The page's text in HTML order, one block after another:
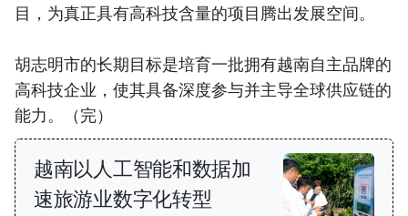
目，为真正具有高科技含量的项目腾出发展空间。
胡志明市的长期目标是培育一批拥有越南自主品牌的
高科技企业，使其具备深度参与并主导全球供应链的
能力。（完）
越南以人工智能和数据加
速旅游业数字化转型